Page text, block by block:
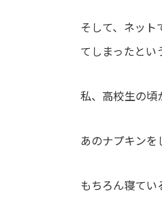
そして、ネッ
てしまったとい
私、高校生の頃
あのナプキンを
もちろん寝てい